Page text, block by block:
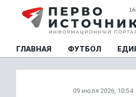
ГЛАВНАЯ ФУТБОЛ
09 июля 2026, 10:54